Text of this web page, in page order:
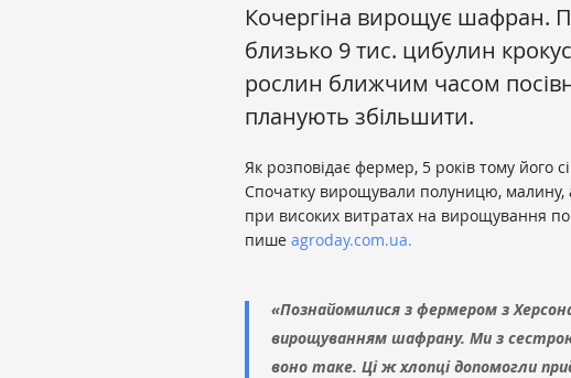
Кочергіна вирощує шафран.
близько 9 тис. цибулин
рослин ближчим часом
планують збільшити.
Як розповідає фермер, 5 років тому його
Спочатку вирощували полуницю, малину,
при високих витратах на вирощування
пише agroday.com.ua.
«Познайомилися з фермером з
вирощуванням шафрану. Ми з
воно таке. Ці ж хлопці допомогли